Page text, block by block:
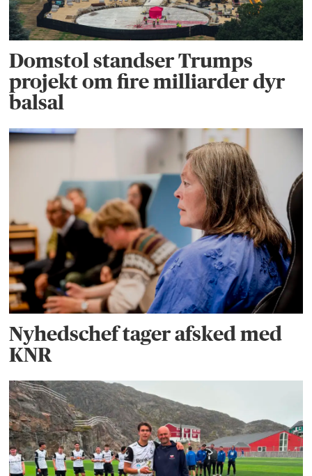
Domstol standser Trumps
projekt om fire milliarder dyr
balsal
Nyhedschef tager afsked med
KNR